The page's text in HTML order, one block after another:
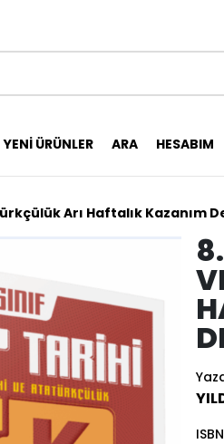
YENI ÜRÜNLER ARA HESABIM
Arı Haftalık Kazanım